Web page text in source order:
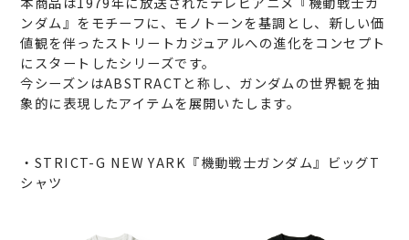
ンダム』をモチーフに、モノトーンを基調とし、新しい価
値観を伴ったストリートカジュアルへの進化をコンセプト
にスタートしたシリーズです。
今シーズンはABSTRACTと称し、ガンダムの世界観を抽
象的に表現したアイテムを展開いたします。
・STRICT-G NEW YARK『機動戦士ガンダム』ビッグT
シャツ